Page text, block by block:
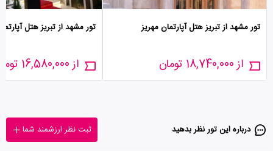
تور مشهد از تبریز هتل آپارتمان مهریز
از 18,740,000 تومان
تور مشهد از تبریز هتل
از 16,580,000 تومان
درباره این تور‌ نظر بدهید ثبت نظر ارزشمند شما